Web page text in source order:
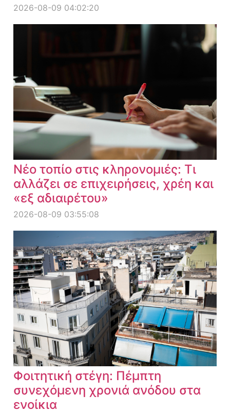
2026-08-09 04:02:20
Νέο τοπίο στις κληρονομιές: Τι
αλλάζει σε επιχειρήσεις, χρέη και
«εξ αδιαιρέτου»
2026-08-09 03:55:08
Φοιτητική στέγη: Πέμπτη
συνεχόμενη χρονιά ανόδου στα
ενοίκια